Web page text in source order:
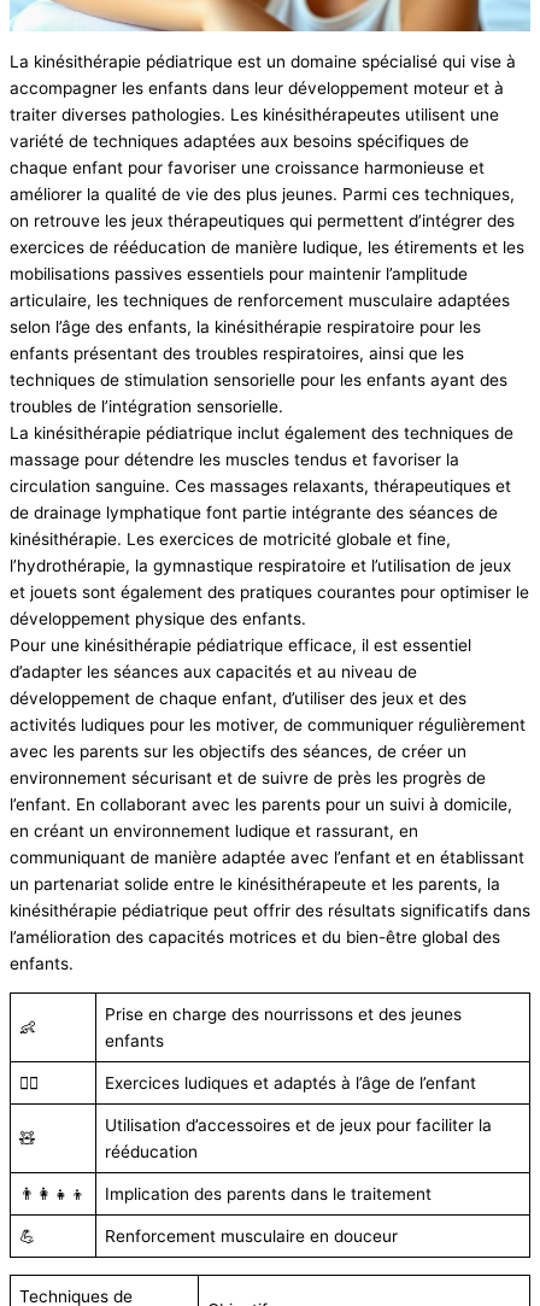
La kinésithérapie pédiatrique est un domaine spécialisé qui vise à
accompagner les enfants dans leur développement moteur et à
traiter diverses pathologies. Les kinésithérapeutes utilisent une
variété de techniques adaptées aux besoins spécifiques de
chaque enfant pour favoriser une croissance harmonieuse et
améliorer la qualité de vie des plus jeunes. Parmi ces techniques,
on retrouve les jeux thérapeutiques qui permettent d’intégrer des
exercices de rééducation de manière ludique, les étirements et les
mobilisations passives essentiels pour maintenir l’amplitude
articulaire, les techniques de renforcement musculaire adaptées
selon l’âge des enfants, la kinésithérapie respiratoire pour les
enfants présentant des troubles respiratoires, ainsi que les
techniques de stimulation sensorielle pour les enfants ayant des
troubles de l’intégration sensorielle.
La kinésithérapie pédiatrique inclut également des techniques de
massage pour détendre les muscles tendus et favoriser la
circulation sanguine. Ces massages relaxants, thérapeutiques et
de drainage lymphatique font partie intégrante des séances de
kinésithérapie. Les exercices de motricité globale et fine,
l’hydrothérapie, la gymnastique respiratoire et l’utilisation de jeux
et jouets sont également des pratiques courantes pour optimiser le
développement physique des enfants.
Pour une kinésithérapie pédiatrique efficace, il est essentiel
d’adapter les séances aux capacités et au niveau de
développement de chaque enfant, d’utiliser des jeux et des
activités ludiques pour les motiver, de communiquer régulièrement
avec les parents sur les objectifs des séances, de créer un
environnement sécurisant et de suivre de près les progrès de
l’enfant. En collaborant avec les parents pour un suivi à domicile,
en créant un environnement ludique et rassurant, en
communiquant de manière adaptée avec l’enfant et en établissant
un partenariat solide entre le kinésithérapeute et les parents, la
kinésithérapie pédiatrique peut offrir des résultats significatifs dans
l’amélioration des capacités motrices et du bien-être global des
enfants.
👶
Prise en charge des nourrissons et des jeunes
enfants
🏃‍♂️ Exercices ludiques et adaptés à l’âge de l’enfant
🧸
Utilisation d’accessoires et de jeux pour faciliter la
rééducation
👨‍👩‍👧‍👦 Implication des parents dans le traitement
💪 Renforcement musculaire en douceur
Techniques de